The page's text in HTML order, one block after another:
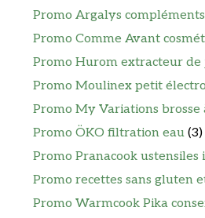
Promo Argalys
Promo Comme Avant
Promo Hurom extracteur de
Promo Moulinex petit
Promo My Variations brosse
Promo ÖKO filtration eau (3)
Promo Pranacook ustensiles
Promo recettes sans gluten
Promo Warmcook Pika